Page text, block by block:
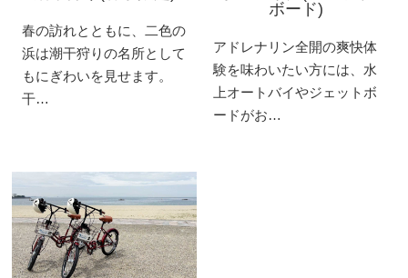
春の訪れとともに、二色の
浜は潮干狩りの名所として
もにぎわいを見せます。
干…
ボード)
アドレナリン全開の爽快体
験を味わいたい方には、水
上オートバイやジェットボ
ードがお…